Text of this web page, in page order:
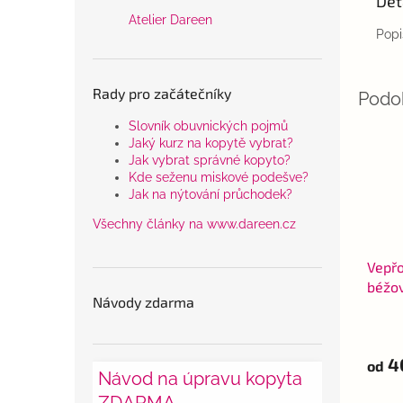
Atelier Dareen
Rady pro začátečníky
Slovník obuvnických pojmů
Jaký kurz na kopytě vybrat?
Jak vybrat správné kopyto?
Kde seženu miskové podešve?
Jak na nýtování průchodek?
Všechny články na www.dareen.cz
Návody zdarma
Návod na úpravu kopyta
od